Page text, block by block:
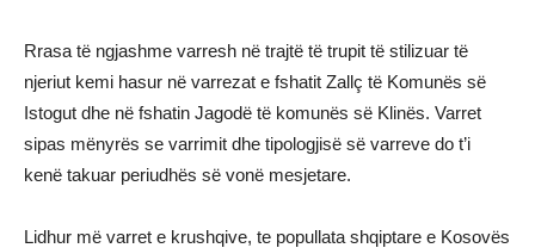
Rrasa të ngjashme varresh në trajtë të trupit të stilizuar të
njeriut kemi hasur në varrezat e fshatit Zallç të Komunës së
Istogut dhe në fshatin Jagodë të komunës së Klinës. Varret
sipas mënyrës se varrimit dhe tipologjisë së varreve do t’i
kenë takuar periudhës së vonë mesjetare.
Lidhur më varret e krushqive, te popullata shqiptare e Kosovës